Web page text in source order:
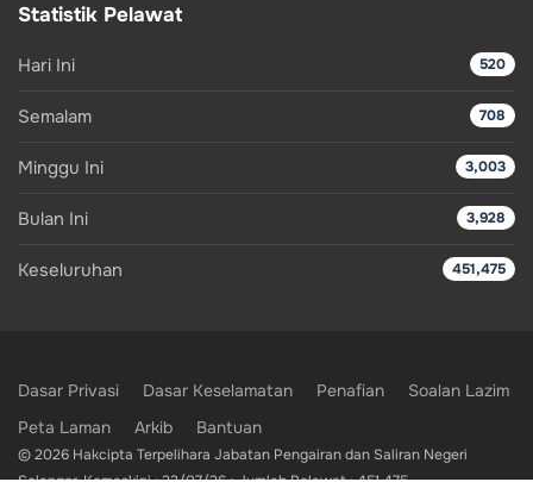
Statistik Pelawat
Hari Ini 520
Semalam 708
Minggu Ini 3,003
Bulan Ini 3,928
Keseluruhan 451,475
Dasar Privasi Dasar Keselamatan Penafian
Soalan Lazim
Peta Laman
Arkib Bantuan
© 2026 Hakcipta Terpelihara Jabatan Pengairan dan Saliran Negeri